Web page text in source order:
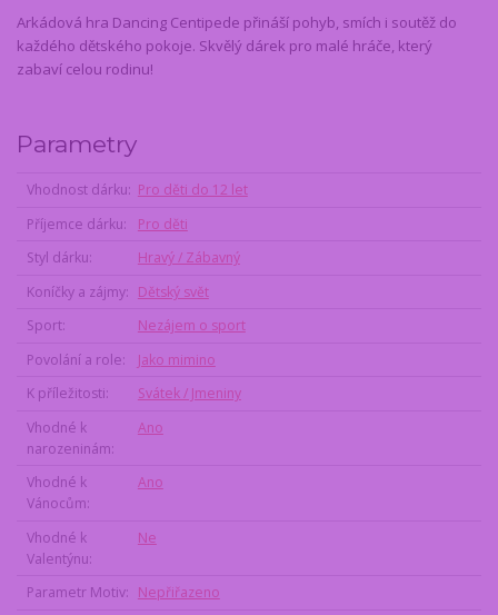
Arkádová hra Dancing Centipede přináší pohyb, smích i soutěž do
každého dětského pokoje. Skvělý dárek pro malé hráče, který
zabaví celou rodinu!
Parametry
Vhodnost dárku
Pro děti do 12 let
Příjemce dárku
Pro děti
Styl dárku
Hravý / Zábavný
Koníčky a zájmy
Dětský svět
Sport
Nezájem o sport
Povolání a role
Jako mimino
K příležitosti
Svátek / Jmeniny
Vhodné k
narozeninám
Ano
Vhodné k
Vánocům
Ano
Vhodné k
Valentýnu
Ne
Parametr Motiv
Nepřiřazeno